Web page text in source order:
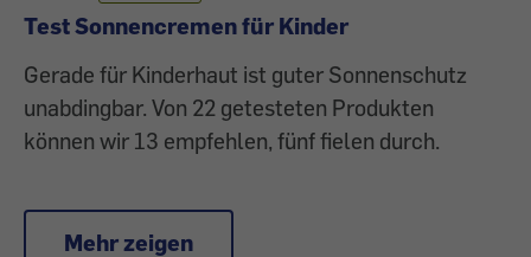
Test Sonnencremen für Kinder
Gerade für Kinderhaut ist guter Sonnenschutz
unabdingbar. Von 22 getesteten Produkten
können wir 13 empfehlen, fünf fielen durch.
Mehr zeigen